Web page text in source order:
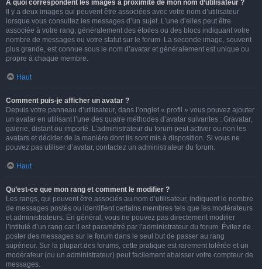
A quoi correspondent les images à proximité de mon nom d’utilisateur ?
Il y a deux images qui peuvent être associées avec votre nom d’utilisateur
lorsque vous consultez les messages d’un sujet. L’une d’elles peut être
associée à votre rang, généralement des étoiles ou des blocs indiquant votre
nombre de messages ou votre statut sur le forum. La seconde image, souvent
plus grande, est connue sous le nom d’avatar et généralement est unique ou
propre à chaque membre.
Haut
Comment puis-je afficher un avatar ?
Depuis votre panneau d’utilisateur, dans l’onglet « profil » vous pouvez ajouter
un avatar en utilisant l’une des quatre méthodes d’avatar suivantes : Gravatar,
galerie, distant ou importé. L’administrateur du forum peut activer ou non les
avatars et décider de la manière dont ils sont mis à disposition. Si vous ne
pouvez pas utiliser d’avatar, contactez un administrateur du forum.
Haut
Qu’est-ce que mon rang et comment le modifier ?
Les rangs, qui peuvent être associés au nom d’utilisateur, indiquent le nombre
de messages postés ou identifient certains membres tels que les modérateurs
et administrateurs. En général, vous ne pouvez pas directement modifier
l’intitulé d’un rang car il est paramétré par l’administrateur du forum. Évitez de
poster des messages sur le forum dans le seul but de passer au rang
supérieur. Sur la plupart des forums, cette pratique est rarement tolérée et un
modérateur (ou un administrateur) peut facilement abaisser votre compteur de
messages.